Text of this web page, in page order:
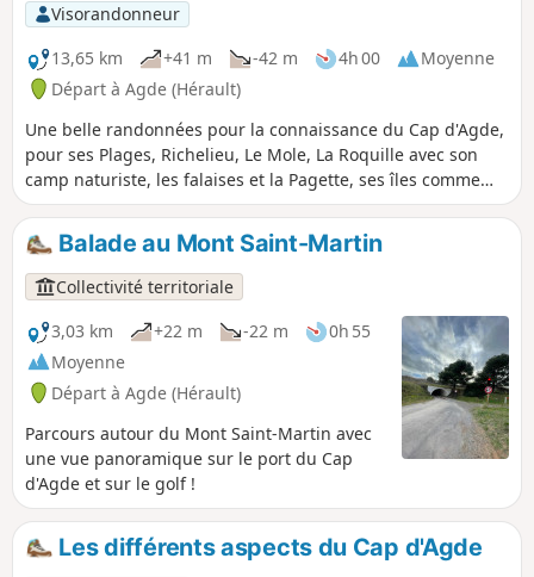
Visorandonneur
13,65 km
+41 m -42 m 4h 00
Moyenne
Départ à Agde (Hérault)
Une belle randonnées pour la connaissance du Cap d'Agde,
pour ses Plages, Richelieu, Le Mole, La Roquille avec son
camp naturiste, les falaises et la Pagette, ses îles comme
Marinas, Saint Martin etc, et par l'Île des Loisirs. Ses rues
piétonnes le long du port, son magnifique port comme
Richelieu, Malfato etc. Un passage par les pinèdes avec vue
sur le terrain de golf international.
Balade au Mont Saint-Martin
Collectivité territoriale
3,03 km
+22 m -22 m
0h 55
Moyenne
Départ à Agde (Hérault)
Parcours autour du Mont Saint-Martin avec
une vue panoramique sur le port du Cap
d'Agde et sur le golf !
Les différents aspects du Cap d'Agde